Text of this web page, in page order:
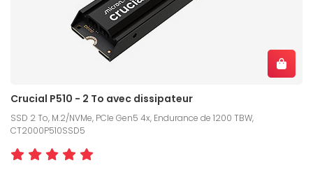
Crucial P510 - 2 To avec dissipateur
SSD 2 To, M.2/NVMe, PCIe Gen5 4x, Endurance de 1200 TBW,
CT2000P510SSD5